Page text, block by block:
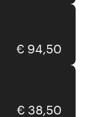
€ 94,50
The Line
€ 38,50